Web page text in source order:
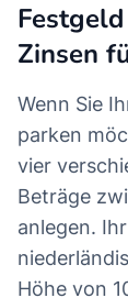
Zinsen
Wenn Sie
parken
vier
Beträge
anlegen.
Höhe von